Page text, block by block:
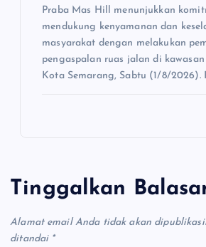
Praba Mas Hill menunjukkan
mendukung kenyamanan dan
masyarakat dengan melakukan
pengaspalan ruas jalan di
Kota Semarang, Sabtu (1/8/2026).
Tinggalkan
Alamat email Anda tidak akan
ditandai *